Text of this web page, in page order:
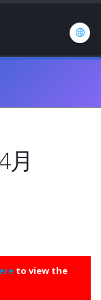
月
to view the